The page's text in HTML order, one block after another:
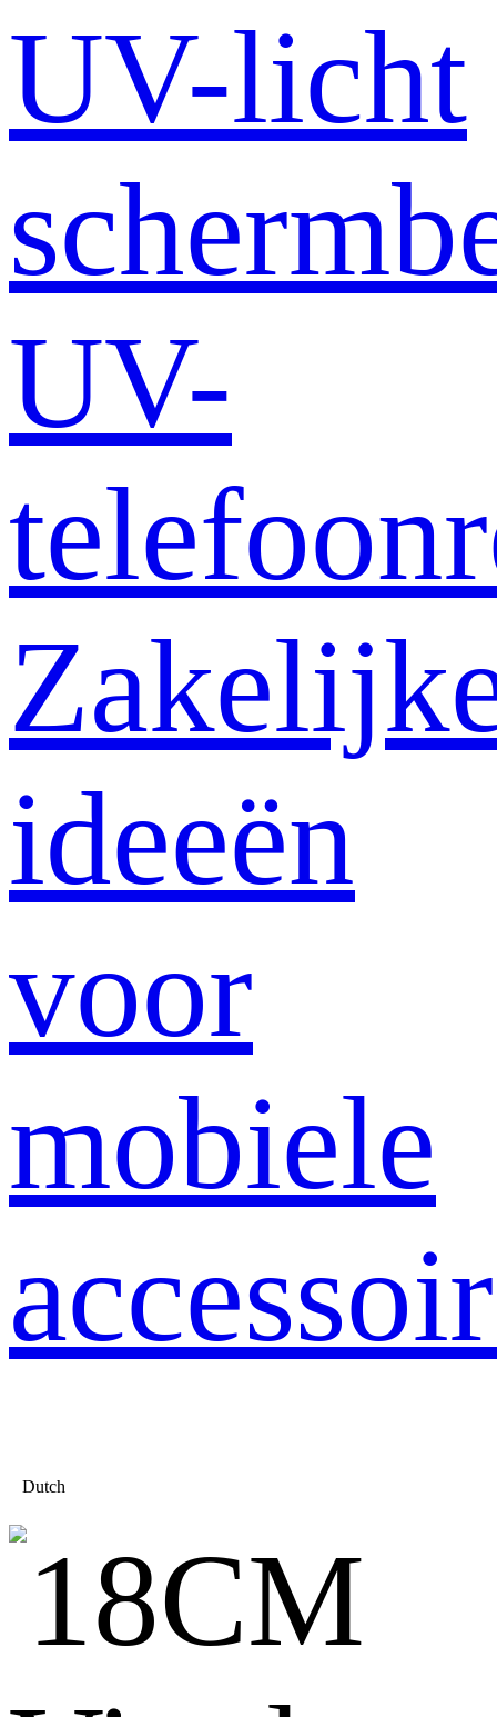
UV-licht
UV-
ideeën
voor
mobiele
Dutch